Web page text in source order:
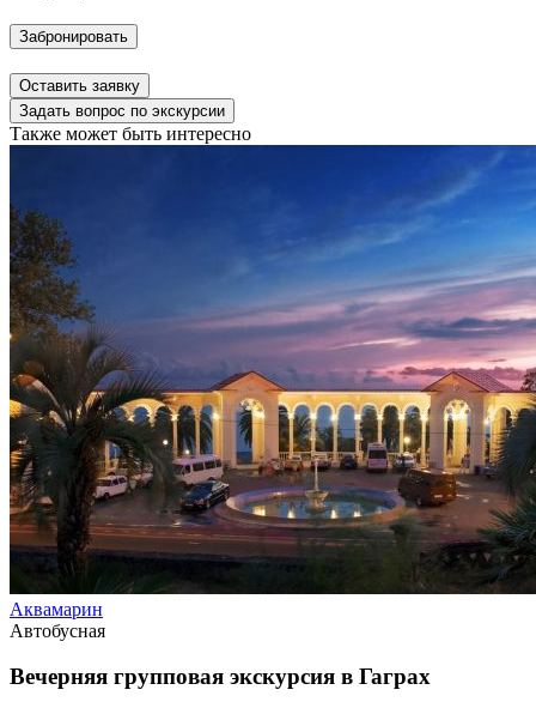
Забронировать
Оставить заявку
Задать вопрос по экскурсии
Также может быть интересно
Аквамарин
Автобусная
Вечерняя групповая экскурсия в Гаграх